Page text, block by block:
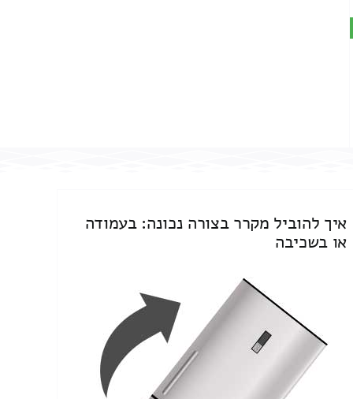
איך להוביל מקרר בצורה נכונה: בעמודה
או בשכיבה